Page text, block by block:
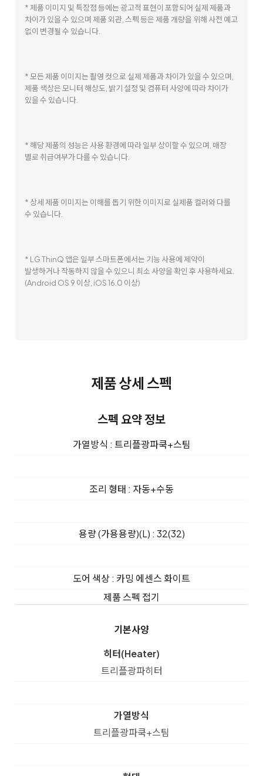
* 제품 이미지 및 특장점 등에는 광고적 표현이 포함되어 실제 제품과
차이가 있을 수 있으며 제품 외관, 스펙 등은 제품 개량을 위해 사전 예고
없이 변경될 수 있습니다.
* 모든 제품 이미지는 촬영 컷으로 실제 제품과 차이가 있을 수 있으며,
제품 색상은 모니터 해상도, 밝기 설정 및 컴퓨터 사양에 따라 차이가
있을 수 있습니다.
* 해당 제품의 성능은 사용 환경에 따라 일부 상이할 수 있으며, 매장
별로 취급여부가 다를 수 있습니다.
* 상세 제품 이미지는 이해를 돕기 위한 이미지로 실제품 컬러와 다를
수 있습니다.
* LG ThinQ 앱은 일부 스마트폰에서는 기능 사용에 제약이
발생하거나 작동하지 않을 수 있으니 최소 사양을 확인 후 사용하세요.
(Android OS 9 이상, iOS 16.0 이상)
제품 상세 스펙
스펙 요약 정보
가열방식 : 트리플광파쿡+스팀
조리 형태 : 자동+수동
용량 (가용용량)(L) : 32(32)
도어 색상 : 카밍 에센스 화이트
제품 스펙 접기
기본사양
히터(Heater)
트리플광파히터
가열방식
트리플광파쿡+스팀